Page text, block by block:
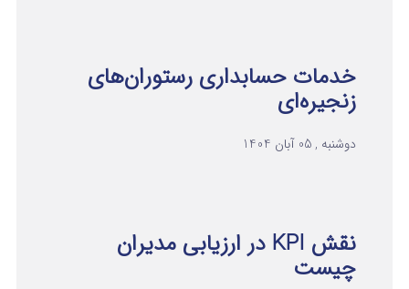
خدمات حسابداری رستوران‌های
زنجیره‌ای
دوشنبه , 05 آبان 1404
نقش KPI در ارزیابی مدیران
چیست